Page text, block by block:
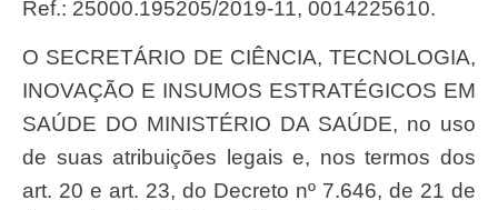
Ref.: 25000.195205/2019-11, 0014225610.
O SECRETÁRIO DE CIÊNCIA, TECNOLOGIA,
INOVAÇÃO E INSUMOS ESTRATÉGICOS EM
SAÚDE DO MINISTÉRIO DA SAÚDE, no uso
de suas atribuições legais e, nos termos dos
art. 20 e art. 23, do Decreto nº 7.646, de 21 de